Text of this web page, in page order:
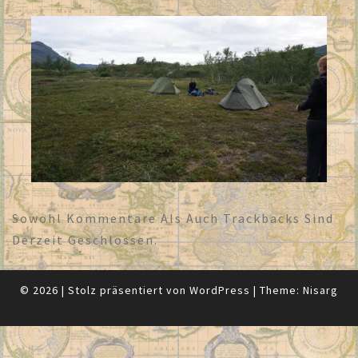
Sowohl Kommentare Als Auch Trackbacks Sind
Derzeit Geschlossen.
© 2026 | Stolz präsentiert von WordPress | Theme: Nisarg